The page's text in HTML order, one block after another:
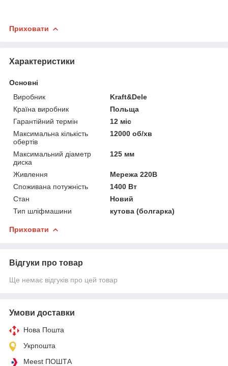
Приховати
Характеристики
Основні
Виробник
Kraft&Dele
Країна виробник
Польща
Гарантійний термін
12 міс
Максимальна кількість
обертів
12000 об/хв
Максимальний діаметр
диска
125 мм
Живлення
Мережа 220В
Споживана потужність
1400 Вт
Стан
Новий
Тип шліфмашини
кутова (болгарка)
Приховати
Відгуки про товар
Ще немає відгуків про цей товар
Умови доставки
Нова Пошта
Укрпошта
Meest ПОШТА